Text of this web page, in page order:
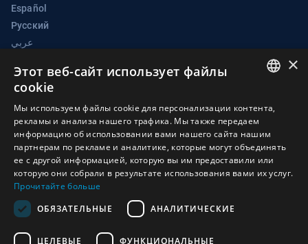
Español
Русский
عربي
Портал электронных мер по укреплению доверия
КБО
Группа имплементационной поддержки Конвенция о
биологическом оружии
Дворец Наций
1211 Женева 10
Швейцария
Телефон:+41 (0)22 917 2230
ARABIC
FRENCH
SPANISH
×
Этот веб-сайт использует файлы
cookie
Мы используем файлы cookie для персонализации контента,
рекламы и анализа нашего трафика. Мы также передаем
информацию об использовании вами нашего сайта нашим
партнерам по рекламе и аналитике, которые могут объединять
ее с другой информацией, которую вы им предоставили или
которую они собрали в результате использования вами их услуг.
Прочитайте больше
ОБЯЗАТЕЛЬНЫЕ
АНАЛИТИЧЕСКИЕ
ЦЕЛЕВЫЕ ФУНКЦИОНАЛЬНЫЕ